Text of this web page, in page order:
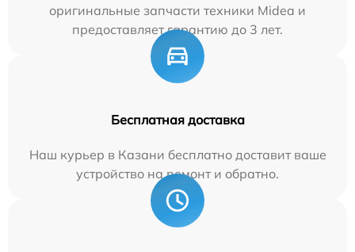
оригинальные запчасти техники Midea и
предоставляет гарантию до 3 лет.
Бесплатная доставка
Наш курьер в Казани бесплатно доставит ваше
устройство на ремонт и обратно.